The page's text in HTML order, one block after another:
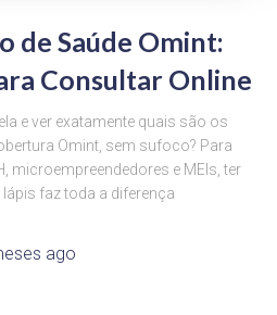
de Saúde Omint:
Consultar Online
e ver exatamente quais são os
Omint, sem sufoco? Para
microempreendedores e MEIs, ter
faz toda a diferença
ago